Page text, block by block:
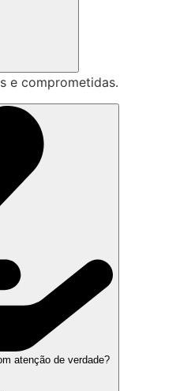
e comprometidas.
atenção de verdade?